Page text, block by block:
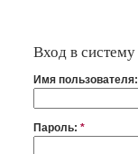
Вход в систему
Имя пользователя:
Пароль: *